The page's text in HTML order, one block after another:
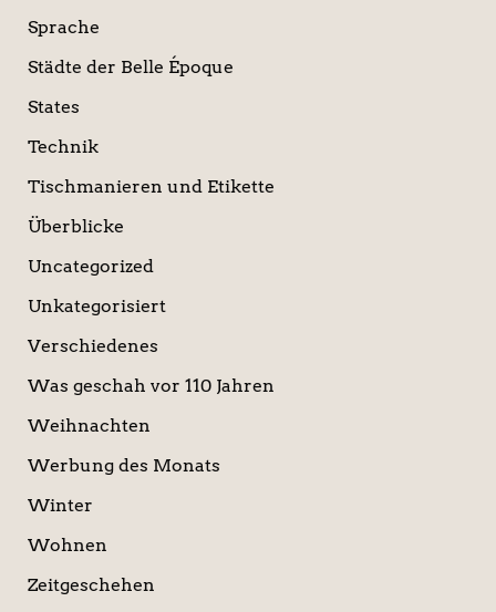
Sprache
Städte der Belle Époque
States
Technik
Tischmanieren und Etikette
Überblicke
Uncategorized
Unkategorisiert
Verschiedenes
Was geschah vor 110 Jahren
Weihnachten
Werbung des Monats
Winter
Wohnen
Zeitgeschehen